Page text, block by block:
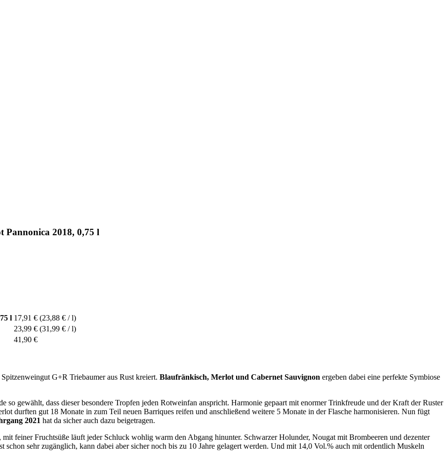
Pannonica 2018, 0,75 l
l 17,91 € (23,88 € / l)
23,99 € (31,99 € / l)
41,90 €
G+R Triebaumer aus Rust kreiert. Blaufränkisch, Merlot und Cabernet Sauvignon ergeben dabei eine perfekte Symbiose
so gewählt, dass dieser besondere Tropfen jeden Rotweinfan anspricht. Harmonie gepaart mit enormer Trinkfreude und der Kraft der Ruster
durften gut 18 Monate in zum Teil neuen Barriques reifen und anschließend weitere 5 Monate in der Flasche harmonisieren. Nun fügt
2021 hat da sicher auch dazu beigetragen.
feiner Fruchtsüße läuft jeder Schluck wohlig warm den Abgang hinunter. Schwarzer Holunder, Nougat mit Brombeeren und dezenter
sehr zugänglich, kann dabei aber sicher noch bis zu 10 Jahre gelagert werden. Und mit 14,0 Vol.% auch mit ordentlich Muskeln